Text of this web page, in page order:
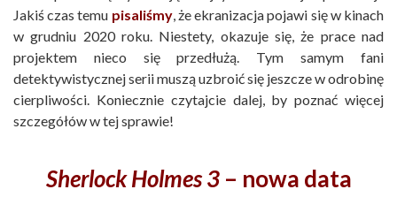
Jakiś czas temu pisaliśmy, że ekranizacja pojawi się w kinach
w grudniu 2020 roku. Niestety, okazuje się, że prace nad
projektem nieco się przedłużą. Tym samym fani
detektywistycznej serii muszą uzbroić się jeszcze w odrobinę
cierpliwości. Koniecznie czytajcie dalej, by poznać więcej
szczegółów w tej sprawie!
Sherlock Holmes 3– nowa data